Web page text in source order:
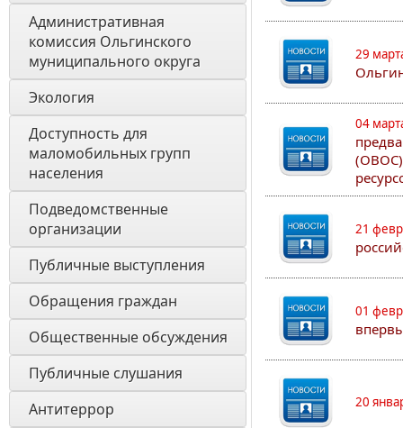
Административная
комиссия Ольгинского
муниципального округа
Экология
Доступность для
маломобильных групп
населения
Подведомственные
организации
Публичные выступления
Обращения граждан
Общественные обсуждения
Публичные слушания
Антитеррор
29
04
21
01
20